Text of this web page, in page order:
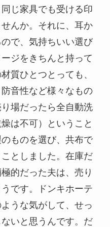
じ家具でも受ける印
んか。それに、耳か
で、気持ちいい選び
ジをきちんと持って
質ひとつとっても、
音性など様々なもの
場だったら全自動洗
は不可）ということ
ものを選び、共布で
としました。在庫だ
的だった夫は、売り
です。ドンキホーテ
うな気がして、せっ
いと思うんです。だ